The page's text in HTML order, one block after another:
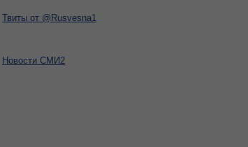
Твиты от @Rusvesna1
Новости СМИ2